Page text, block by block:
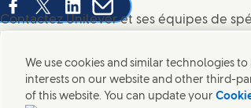
this page on Facebook
Share this page on X
Share this page on Linked In
Share this page on E-mail
Contactez Unilever et ses équipes de
Nous joindre
We use cookies and similar technologies
interests on our website and other third-
of this website. You can update your